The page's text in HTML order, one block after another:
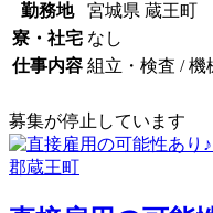
勤務地
宮城県 蔵王町
寮・社宅 なし
仕事内容 組立・検査 / 機
募集が停止しています